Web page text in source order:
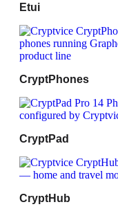
Etui
CryptPhones
CryptPad
CryptHub